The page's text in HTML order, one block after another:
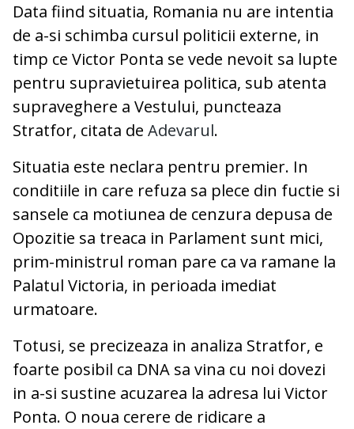
Data fiind situatia, Romania nu are intentia
de a-si schimba cursul politicii externe, in
timp ce Victor Ponta se vede nevoit sa lupte
pentru supravietuirea politica, sub atenta
supraveghere a Vestului, puncteaza
Stratfor, citata de Adevarul.
Situatia este neclara pentru premier. In
conditiile in care refuza sa plece din fuctie si
sansele ca motiunea de cenzura depusa de
Opozitie sa treaca in Parlament sunt mici,
prim-ministrul roman pare ca va ramane la
Palatul Victoria, in perioada imediat
urmatoare.
Totusi, se precizeaza in analiza Stratfor, e
foarte posibil ca DNA sa vina cu noi dovezi
in a-si sustine acuzarea la adresa lui Victor
Ponta. O noua cerere de ridicare a